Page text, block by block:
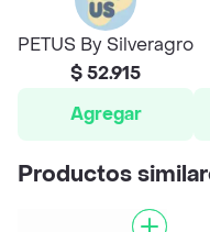
PETUS By Silveragro
$ 52.915
Agregar
Productos